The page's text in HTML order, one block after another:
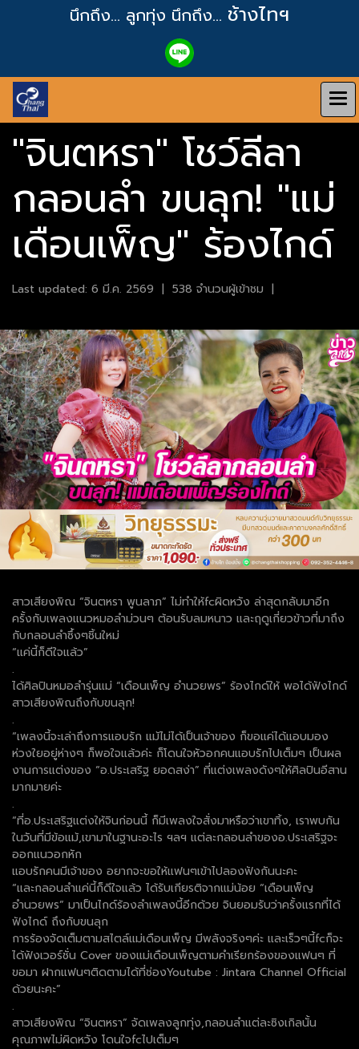
นึกถึง... ลูกทุ่ง นึกถึง... ช้างไทฯ
"จินตหรา" โชว์ลีลา
กลอนลำ ขนลุก! "แม่
เดือนเพ็ญ" ร้องไกด์
Last updated: 6 มี.ค. 2569 | 538 จำนวนผู้เข้าชม |
สาวเสียงพิณ “จินตหรา พูนลาภ” ไม่ทำให้fcผิดหวัง ล่าสุดกลับมาอีก
ครั้งกับเพลงแนวหมอลำม่วนๆ ต้อนรับลมหนาว และฤดูเกี่ยวข้าวที่มาถึง
กับกลอนลำซึ้งๆชิ้นใหม่
“แค่นี้ก็ดีใจแล้ว”
.
ได้ศิลปินหมอลำรุ่นแม่ “เดือนเพ็ญ อำนวยพร” ร้องไกด์ให้ พอได้ฟังไกด์
สาวเสียงพิณถึงกับขนลุก!
.
“เพลงนี้จะเล่าถึงการแอบรัก แม้ไม่ได้เป็นเจ้าของ ก็ขอแค่ได้แอบมอง
ห่วงใยอยู่ห่างๆ ก็พอใจแล้วค่ะ ก็โดนใจหัวอกคนแอบรักไปเต็มๆ เป็นผล
งานการแต่งของ “อ.ประเสริฐ ยอดสง่า” ที่แต่งเพลงดังๆให้ศิลปินอีสาน
มากมายค่ะ
.
“ที่อ.ประเสริฐแต่งให้จินก่อนนี้ ก็มีเพลงใจสั่งมาหรือว่าเขาทิ้ง, เราพบกัน
ในวันที่มีข้อแม้,เขามาในฐานะอะไร ฯลฯ แต่ละกลอนลำของอ.ประเสริฐจะ
ออกแนวอกหัก
แอบรักคนมีเจ้าของ อยากจะขอให้แฟนๆเข้าไปลองฟังกันนะคะ
“และกลอนลำแค่นี้ก็ดีใจแล้ว ได้รับเกียรติจากแม่น้อย “เดือนเพ็ญ
อำนวยพร” มาเป็นไกด์ร้องลำเพลงนี้อีกด้วย จินยอมรับว่าครั้งแรกที่ได้
ฟังไกด์ ถึงกับขนลุก
การร้องจัดเต็มตามสไตล์แม่เดือนเพ็ญ มีพลังจริงๆค่ะ และเร็วๆนี้fcก็จะ
ได้ฟังเวอร์ชั่น Cover ของแม่เดือนเพ็ญตามคำเรียกร้องของแฟนๆ ที่
ขอมา ฝากแฟนๆติดตามได้ที่ช่องYoutube : Jintara Channel Official
ด้วยนะคะ”
.
สาวเสียงพิณ “จินตหรา” จัดเพลงลูกทุ่ง,กลอนลำแต่ละซิงเกิลนั้น
คุณภาพไม่ผิดหวัง โดนใจfcไปเต็มๆ